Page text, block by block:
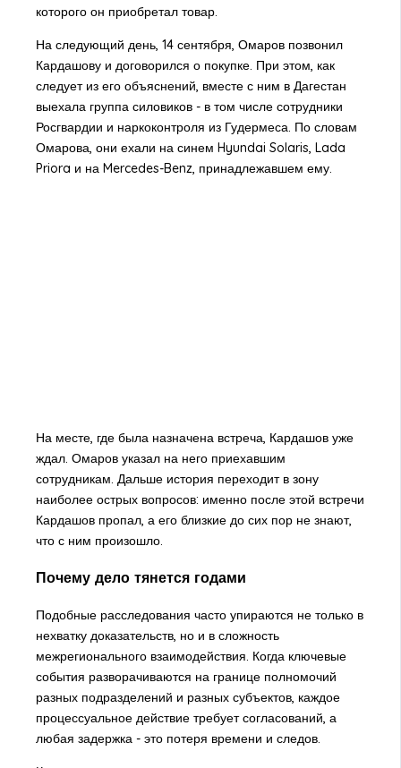
которого он приобретал товар.
На следующий день, 14 сентября, Омаров позвонил
Кардашову и договорился о покупке. При этом, как
следует из его объяснений, вместе с ним в Дагестан
выехала группа силовиков - в том числе сотрудники
Росгвардии и наркоконтроля из Гудермеса. По словам
Омарова, они ехали на синем Hyundai Solaris, Lada
Priora и на Mercedes-Benz, принадлежавшем ему.
На месте, где была назначена встреча, Кардашов уже
ждал. Омаров указал на него приехавшим
сотрудникам. Дальше история переходит в зону
наиболее острых вопросов: именно после этой встречи
Кардашов пропал, а его близкие до сих пор не знают,
что с ним произошло.
Почему дело тянется годами
Подобные расследования часто упираются не только в
нехватку доказательств, но и в сложность
межрегионального взаимодействия. Когда ключевые
события разворачиваются на границе полномочий
разных подразделений и разных субъектов, каждое
процессуальное действие требует согласований, а
любая задержка - это потеря времени и следов.